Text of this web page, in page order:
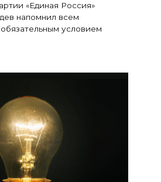
«Единая Россия»
напомнил всем
условием